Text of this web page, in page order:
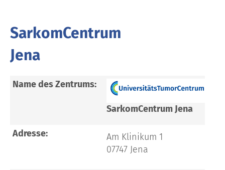
SarkomCentrum
Jena
Name des Zentrums:
SarkomCentrum Jena
Adresse:
Am Klinikum 1
07747 Jena